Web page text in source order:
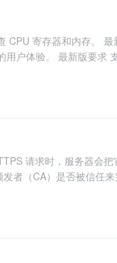
寄存器和内存。
用户体验。 最新版要求
请求时，服务器会
者（CA）是否被信任来